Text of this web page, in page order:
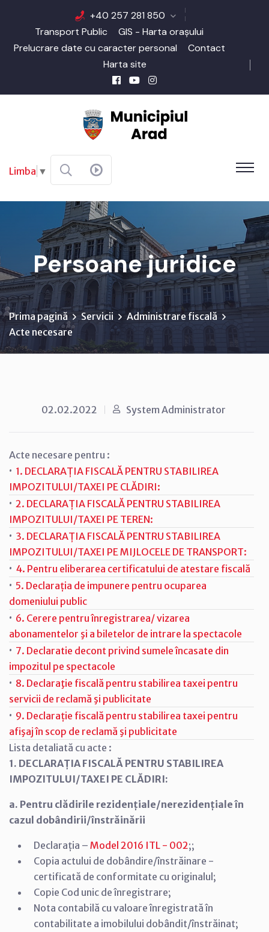
+40 257 281 850
Transport Public
GIS - Harta orașului
Prelucrare date cu caracter personal
Contact
Harta site
Limba ▼
Persoane juridice
Prima pagină Servicii
Administrare fiscală
Acte necesare
02.02.2022 System Administrator
Acte necesare pentru :
· 1. DECLARAȚIA FISCALĂ PENTRU STABILIREA
IMPOZITULUI/TAXEI PE CLĂDIRI:
· 2. DECLARAȚIA FISCALĂ PENTRU STABILIREA
IMPOZITULUI/TAXEI PE TEREN:
· 3. DECLARAȚIA FISCALĂ PENTRU STABILIREA
IMPOZITULUI/TAXEI PE MIJLOCELE DE TRANSPORT:
· 4. Pentru eliberarea certificatului de atestare fiscală
· 5. Declarația de impunere pentru ocuparea
domeniului public
· 6. Cerere pentru înregistrarea/ vizarea
abonamentelor şi a biletelor de intrare la spectacole
· 7. Declaratie decont privind sumele încasate din
impozitul pe spectacole
· 8. Declaraţie fiscală pentru stabilirea taxei pentru
servicii de reclamă şi publicitate
· 9. Declarație fiscală pentru stabilirea taxei pentru
afişaj în scop de reclamă şi publicitate
Lista detaliată cu acte :
1. DECLARAȚIA FISCALĂ PENTRU STABILIREA
IMPOZITULUI/TAXEI PE CLĂDIRI:
a. Pentru clădirile rezidențiale/nerezidențiale în
cazul dobândirii/înstrăinării
Declarația – Model 2016 ITL - 002;;
Copia actului de dobândire/înstrăinare -
certificată de conformitate cu originalul;
Copie Cod unic de înregistrare;
Nota contabilă cu valoare înregistrată în
contabilitate a imobilului dobândit/înstrăinat;